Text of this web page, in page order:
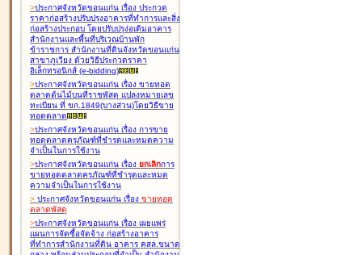
>ประกาศจังหวัดขอนแก่น เรื่อง ประกวด
ราคาก่อสร้างปรับปรุงอาคารที่ทำการและสิ่ง
ก่อสร้างประกอบ โดยปรับปรุง่อเติมอาคาร
สำนักงานและพื้นที่บริเวณบ้านพัก
ข้าราชการ สำนักงานที่ดินจังหวัดขอนแก่น
สาขาภูเวียง ด้วยวิธีประกวดราคา
อิเล็กทรอนิกส์ (e-bidding)
>ประกาศจังหวัดขอนแก่น เรื่อง ขายทอด
ตลาดต้นไม้บนที่ราชพัสดุ แปลงหมายเลข
ทะเบียน ที่ ขก.1849(บางส่วน)โดยวิธีขาย
ทอดตลาด
>ประกาศจังหวัดขอนแก่น เรื่อง การขาย
ทอดตลาดครุภัณฑ์ที่ชำรุดและหมดความ
จำเป็นในการใช้งาน
>ประกาศจังหวัดขอนแก่น เรื่อง ยกเลิกการ
ขายทอดตลาดครุภัณฑ์ที่ชำรุดและหมด
ความจำเป็นในการใช้งาน
> ประกาศจังหวัดขอนแก่น เรื่อง ขายทอด
ตลาดพัสดุ
>ประกาศจังหวัดขอนแก่น เรื่อง เผยแพร่
แผนการจัดซื้อจัดจ้าง ก่อสร้างอาคาร
ที่ทำการสำนักงานที่ดิน อาคาร คสล.ขนาด